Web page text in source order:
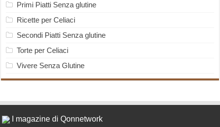
Primi Piatti Senza glutine
Ricette per Celiaci
Secondi Piatti Senza glutine
Torte per Celiaci
Vivere Senza Glutine
I magazine di Qonnetwork